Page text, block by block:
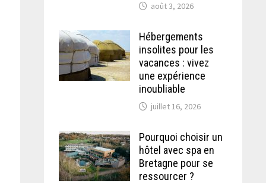
août 3, 2026
Hébergements
insolites pour les
vacances : vivez
une expérience
inoubliable
juillet 16, 2026
Pourquoi choisir un
hôtel avec spa en
Bretagne pour se
ressourcer ?